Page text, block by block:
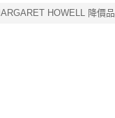
予恩沛科技股份有限公司。
HOWELL 降價品